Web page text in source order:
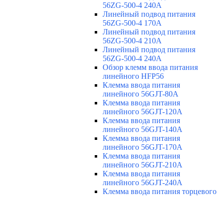
56ZG-500-4 240A
Линейный подвод питания
56ZG-500-4 170A
Линейный подвод питания
56ZG-500-4 210A
Линейный подвод питания
56ZG-500-4 240A
Обзор клемм ввода питания
линейного HFP56
Клемма ввода питания
линейного 56GJT-80A
Клемма ввода питания
линейного 56GJT-120A
Клемма ввода питания
линейного 56GJT-140A
Клемма ввода питания
линейного 56GJT-170A
Клемма ввода питания
линейного 56GJT-210A
Клемма ввода питания
линейного 56GJT-240A
Клемма ввода питания торцевого